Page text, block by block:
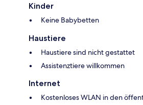
Kinder
Keine Babybetten
Haustiere
Haustiere sind nicht gestattet
Assistenztiere willkommen
Internet
Kostenloses WLAN in den